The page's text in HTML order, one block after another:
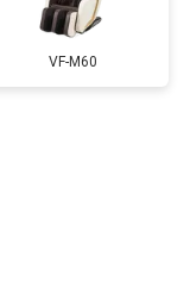
3500 ₽
VF-M60